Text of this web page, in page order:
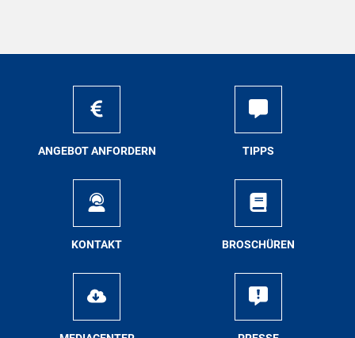
AN­GE­BOT AN­FOR­DERN TIPPS
KON­TAKT BRO­SCHÜ­REN